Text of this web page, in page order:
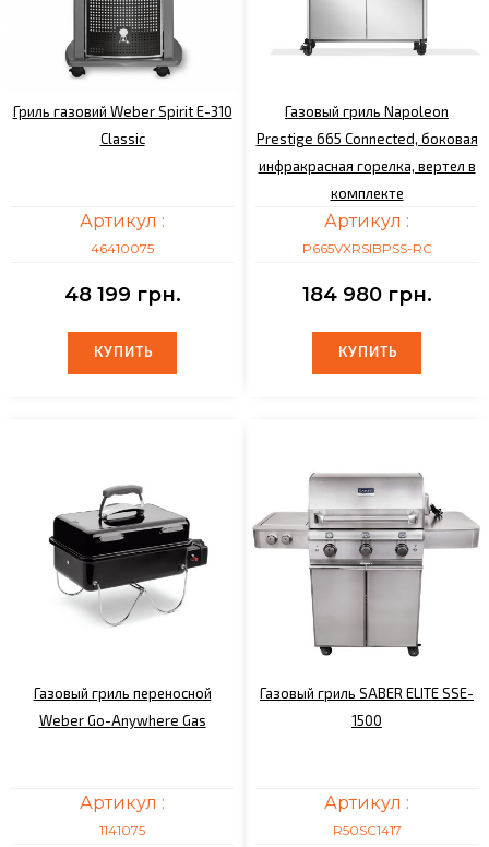
Гриль газовий Weber Spirit E-310
Classic
Артикул :
46410075
48 199 грн.
КУПИТЬ
КУПИТЬ
Газовый гриль Napoleon
Prestige 665 Connected, боковая
инфракрасная горелка, вертел в
комплекте
Артикул :
P665VXRSIBPSS-RC
184 980 грн.
КУПИТЬ
КУПИТЬ
Газовый гриль переносной
Weber Go-Аnywhere Gas
Артикул :
1141075
Газовый гриль SABER ELITE SSE-
1500
Артикул :
R50SC1417